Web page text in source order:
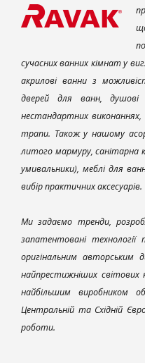
сучасних ванних кімнат у
акрилові ванни з
дверей для ванн,
нестандартних
трапи. Також у нашому
литого мармуру, санітарна
умивальники), меблі для
вибір практичних аксесуарів.
Ми задаємо тренди,
запатентовані технології
оригінальним авторським
найпрестижніших світових
найбільшим виробником
Центральній та Східній
роботи.